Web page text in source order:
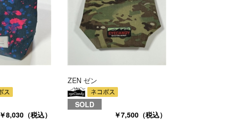
￥8,030（税込）
ZEN ゼン
SOLD
￥7,500（税込）